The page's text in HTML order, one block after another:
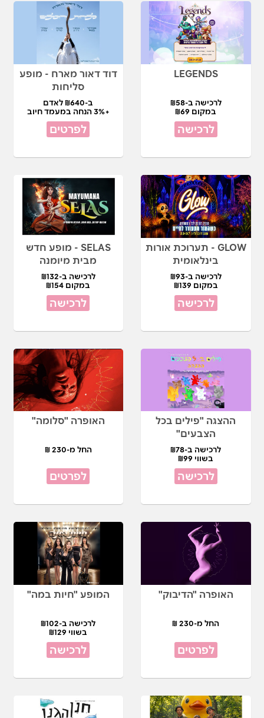
LEGENDS
לרכישה ב-₪58
במקום ₪69
לרכישה
דוד דאור מארח - מופע
סליחות
ב-₪640 לאדם
+3% הנחה במעמד חיוב
לפרטים
GLOW - תערוכת אורות
בינלאומית
לרכישה ב-₪93
במקום ₪139
לרכישה
SELAS - מופע חדש
מבית מיומנה
לרכישה ב-₪132
במקום ₪154
לרכישה
ההצגה "פילים בכל
הצבעים"
לרכישה ב-₪78
בשווי ₪99
לרכישה
האופרה "סלומה"
החל מ-230 ₪
לפרטים
האופרה "הדיבוק"
החל מ-230 ₪
לפרטים
המופע "חיות במה"
לרכישה ב-₪102
בשווי ₪129
לרכישה